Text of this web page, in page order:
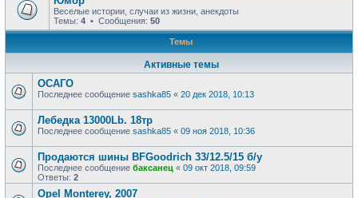
Веселые истории, случаи из жизни, анекдоты
Темы: 4 • Сообщения: 50
Темы
Активные темы
ОСАГО
Последнее сообщение sashka85 « 20 дек 2018, 10:13
Лебедка 13000Lb. 18тр
Последнее сообщение sashka85 « 09 ноя 2018, 10:36
Продаются шины BFGoodrich 33/12.5/15 б/у
Последнее сообщение баксанец « 09 окт 2018, 09:59
Ответы: 2
Opel Monterey, 2007